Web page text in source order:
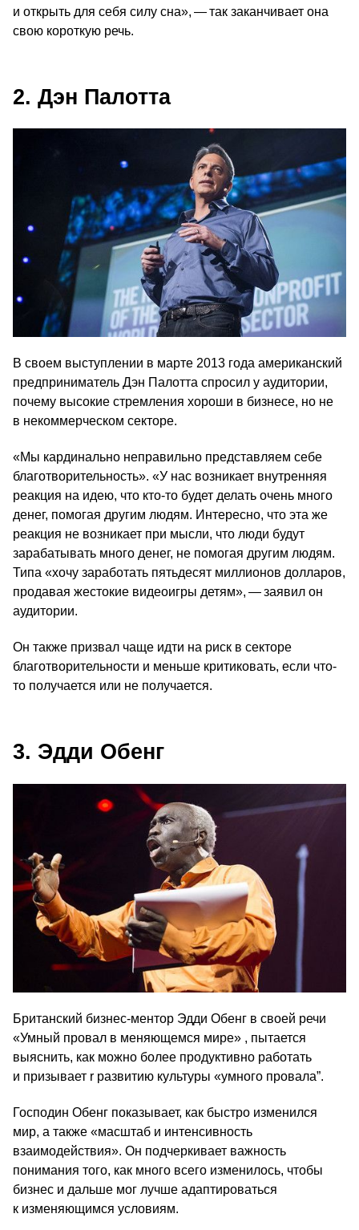
и открыть для себя силу сна», — так заканчивает она
свою короткую речь.
2. Дэн Палотта
В своем выступлении в марте 2013 года американский
предприниматель Дэн Палотта спросил у аудитории,
почему высокие стремления хороши в бизнесе, но не
в некоммерческом секторе.
«Мы кардинально неправильно представляем себе
благотворительность». «У нас возникает внутренняя
реакция на идею, что кто-то будет делать очень много
денег, помогая другим людям. Интересно, что эта же
реакция не возникает при мысли, что люди будут
зарабатывать много денег, не помогая другим людям.
Типа «хочу заработать пятьдесят миллионов долларов,
продавая жестокие видеоигры детям», — заявил он
аудитории.
Он также призвал чаще идти на риск в секторе
благотворительности и меньше критиковать, если что-
то получается или не получается.
3. Эдди Обенг
Британский бизнес-ментор Эдди Обенг в своей речи
«Умный провал в меняющемся мире» , пытается
выяснить, как можно более продуктивно работать
и призывает r развитию культуры «умного провала”.
Господин Обенг показывает, как быстро изменился
мир, а также «масштаб и интенсивность
взаимодействия». Он подчеркивает важность
понимания того, как много всего изменилось, чтобы
бизнес и дальше мог лучше адаптироваться
к изменяющимся условиям.